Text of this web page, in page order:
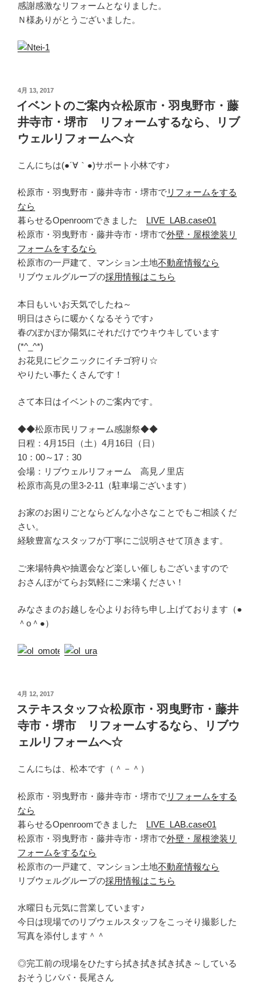
感謝感激なリフォームとなりました。
Ｎ様ありがとうございました。
投
日:
4月 13, 2017
イベントのご案内☆松原市・羽曳野市・藤
井寺市・堺市 リフォームするなら、リブ
ウェルリフォームへ☆
こんにちは(●´∀｀●)サポート小林です♪
松原市・羽曳野市・藤井寺市・堺市でリフォームをする
なら
暮らせるOpenroomできました LIVE_LAB.case01
松原市・羽曳野市・藤井寺市・堺市で外壁・屋根塗装リ
フォームをするなら
松原市の一戸建て、マンション土地不動産情報なら
リブウェルグループの採用情報はこちら
本日もいいお天気でしたね～
明日はさらに暖かくなるそうです♪
春のぽかぽか陽気にそれだけでウキウキしています
(*^_^*)
お花見にピクニックにイチゴ狩り☆
やりたい事たくさんです！
さて本日はイベントのご案内です。
◆◆松原市民リフォーム感謝祭◆◆
日程：4月15日（土）4月16日（日）
10：00～17：30
会場：リブウェルリフォーム 高見ノ里店
松原市高見の里3-2-11（駐車場ございます）
お家のお困りごとならどんな小さなことでもご相談くだ
さい。
経験豊富なスタッフが丁寧にご説明させて頂きます。
ご来場特典や抽選会など楽しい催しもございますので
おさんぽがてらお気軽にご来場ください！
みなさまのお越しを心よりお待ち申し上げております（●
＾o＾●）
投
稿
日:
4月 12, 2017
ステキスタッフ☆松原市・羽曳野市・藤井
寺市・堺市 リフォームするなら、リブウ
ェルリフォームへ☆
こんにちは、松本です（＾－＾）
松原市・羽曳野市・藤井寺市・堺市でリフォームをする
なら
暮らせるOpenroomできました LIVE_LAB.case01
松原市・羽曳野市・藤井寺市・堺市で外壁・屋根塗装リ
フォームをするなら
松原市の一戸建て、マンション土地不動産情報なら
リブウェルグループの採用情報はこちら
水曜日も元気に営業しています♪
今日は現場でのリブウェルスタッフをこっそり撮影した
写真を添付します＾＾
◎完工前の現場をひたすら拭き拭き拭き拭き～している
おそうじパパ・長尾さん